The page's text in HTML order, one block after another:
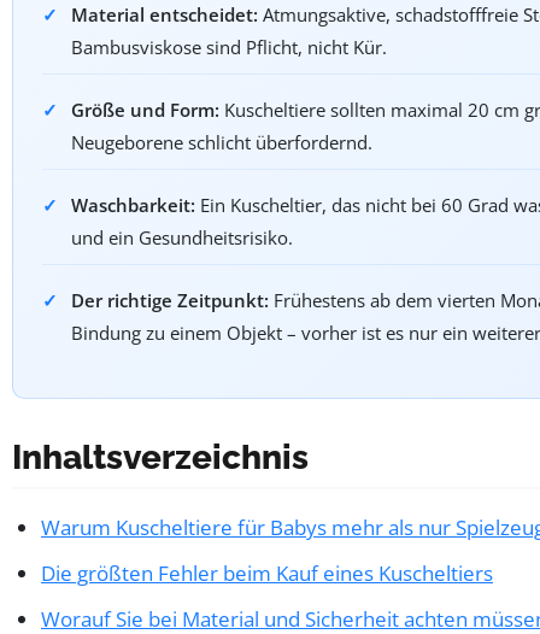
Material entscheidet: Atmungsaktive, schadstofffreie
Bambusviskose sind Pflicht, nicht Kür.
Größe und Form: Kuscheltiere sollten maximal 20 cm
Neugeborene schlicht überfordernd.
Waschbarkeit: Ein Kuscheltier, das nicht bei 60 Grad
und ein Gesundheitsrisiko.
Der richtige Zeitpunkt: Frühestens ab dem vierten
Bindung zu einem Objekt – vorher ist es nur ein
Inhaltsverzeichnis
Warum Kuscheltiere für Babys mehr als nur
Die größten Fehler beim Kauf eines Kuscheltiers
Worauf Sie bei Material und Sicherheit achten